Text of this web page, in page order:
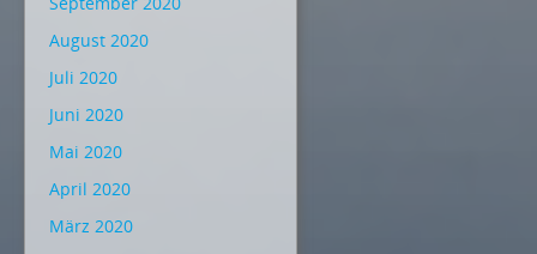
August 2020
Juli 2020
Juni 2020
Mai 2020
April 2020
März 2020